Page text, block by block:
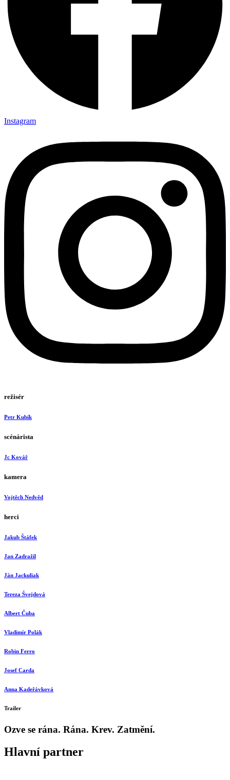
Instagram
režisér
Petr Kubík
scénárista
Jc Kovář
kamera
Vojtěch Nedvěd
herci
Jakub Štáfek
Jan Zadražil
Ján Jackuliak
Tereza Švejdová
Albert Čuba
Vladimír Polák
Robin Ferro
Josef Carda
Anna Kadeřávková
Trailer
Ozve se rána. Rána. Krev. Zatmění.
Hlavní partner